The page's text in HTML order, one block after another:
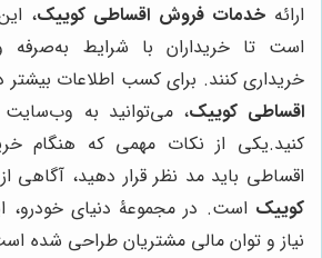
ارائه خدمات فروش اقساطی کوییک،
است تا خریداران با شرایط به‌صرفه
خریداری کنند. برای کسب اطلاعات بیشتر
اقساطی کوییک، می‌توانید به وب‌سایت
کنید.یکی از نکات مهمی که هنگام
اقساطی باید مد نظر قرار دهید، آگاهی از
کوییک است. در مجموعۀ دنیای خودرو،
نیاز و توان مالی مشتریان طراحی شده